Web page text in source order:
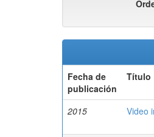
Fecha de
publicación
Título
2015 Video